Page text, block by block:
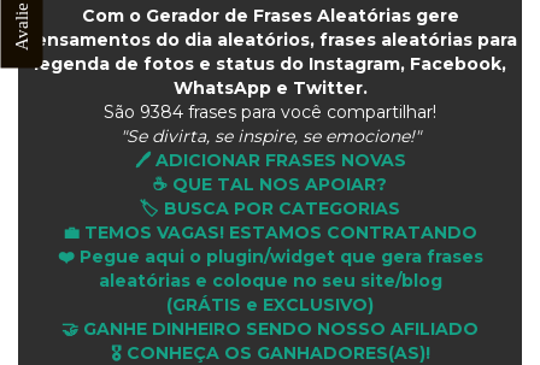
Com o Gerador de Frases Aleatórias gere
pensamentos do dia aleatórios, frases aleatórias para
legenda de fotos e status do Instagram, Facebook,
WhatsApp e Twitter.
São 9384 frases para você compartilhar!
"Se divirta, se inspire, se emocione!"
🖊️ ADICIONAR FRASES NOVAS
☕ QUE TAL NOS APOIAR?
🏷️ BUSCA POR CATEGORIAS
💼 TEMOS VAGAS! ESTAMOS CONTRATANDO
❤️ Pegue aqui o plugin/widget que gera frases
aleatórias e coloque no seu site/blog
(GRÁTIS e EXCLUSIVO)
🤝 GANHE DINHEIRO SENDO NOSSO AFILIADO
🎖 CONHEÇA OS GANHADORES(AS)!
Avalie